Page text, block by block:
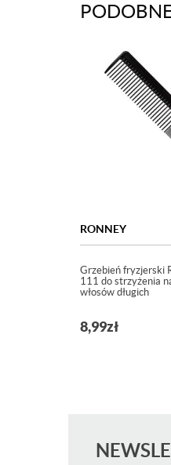
RONNEY
Grzebień fryzjerski
111 do strzyżenia
włosów długich
8,99zł